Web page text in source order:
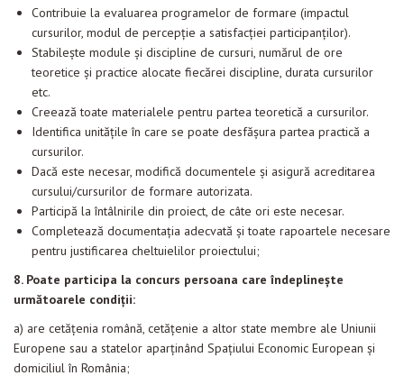
Contribuie la evaluarea programelor de formare (impactul
cursurilor, modul de percepție a satisfacției participanților).
Stabilește module și discipline de cursuri, numărul de ore
teoretice și practice alocate fiecărei discipline, durata cursurilor
etc.
Creează toate materialele pentru partea teoretică a cursurilor.
Identifica unitățile în care se poate desfășura partea practică a
cursurilor.
Dacă este necesar, modifică documentele și asigură acreditarea
cursului/cursurilor de formare autorizata.
Participă la întâlnirile din proiect, de câte ori este necesar.
Completează documentația adecvată și toate rapoartele necesare
pentru justificarea cheltuielilor proiectului;
8. Poate participa la concurs persoana care îndeplinește
următoarele condiții:
a) are cetăţenia română, cetăţenie a altor state membre ale Uniunii
Europene sau a statelor aparţinând Spaţiului Economic European şi
domiciliul în România;